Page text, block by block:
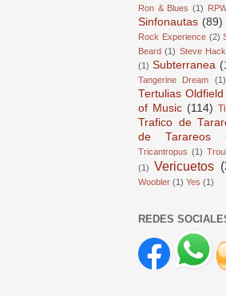
Ron & Blues (1)
Sinfonautas (89)
Rock Experience (2)
Beard (1) Steve
(1) Subterranea
Tangerine Dream
(1)
Tertulias Oldfield
of Music (114)
Trafico de
de Tarareos
Tricantropus (1)
(1)
Vericuetos
Woobler (1) Yes (1)
REDES